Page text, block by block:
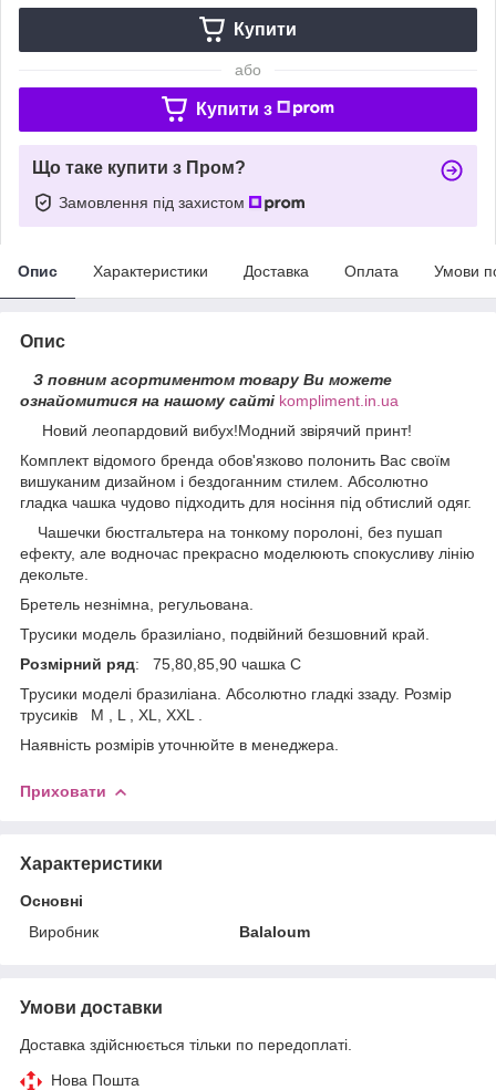
Купити
або
Купити з
Що таке купити з Пром?
Замовлення під захистом
Опис Характеристики Доставка Оплата Умови
Опис
З повним асортиментом товару Ви можете
ознайомитися на нашому сайті kompliment.in.ua
Новий леопардовий вибух!Модний звірячий принт!
Комплект відомого бренда обов'язково полонить Вас своїм
вишуканим дизайном і бездоганним стилем. Абсолютно
гладка чашка чудово підходить для носіння під обтислий одяг.
Чашечки бюстгальтера на тонкому поролоні, без пушап
ефекту, але водночас прекрасно моделюють спокусливу лінію
декольте.
Бретель незнімна, регульована.
Трусики модель бразиліано, подвійний безшовний край.
Розмірний ряд: 75,80,85,90 чашка С
Трусики моделі бразиліана. Абсолютно гладкі ззаду. Розмір
трусиків М , L , XL, XXL .
Наявність розмірів уточнюйте в менеджера.
Приховати
Характеристики
Основні
Виробник
Balaloum
Умови доставки
Доставка здійснюється тільки по передоплаті.
Нова Пошта